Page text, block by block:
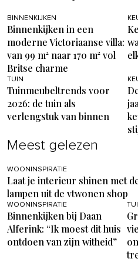
BINNENKIJKEN
Binnenkijken in een
moderne Victoriaanse villa:
van 99 m² naar 170 m² vol
Britse charme
TUIN
Tuinmeubeltrends voor
2026: de tuin als
verlengstuk van binnen
Meest gelezen
WOONINSPIRATIE
Laat je interieur shinen met
lampen uit de vtwonen shop
WOONINSPIRATIE
Binnenkijken bij Daan
Alferink: “Ik moest dit huis
ontdoen van zijn witheid”